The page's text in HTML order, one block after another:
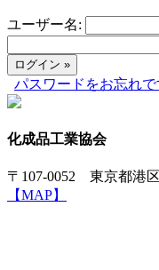
ユーザー名:
パスワードをお忘れで
化成品工業協会
〒107-0052 東京都港
【MAP】